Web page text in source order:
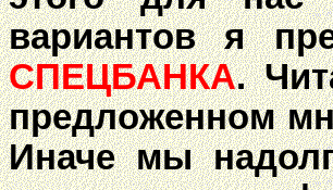
вариантов я
СПЕЦБАНКА.
предложенном
Иначе мы